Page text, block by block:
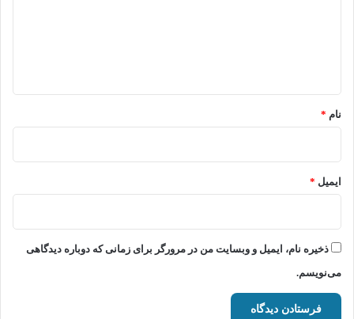
نام *
ایمیل *
ذخیره نام، ایمیل و وبسایت من در مرورگر برای زمانی که دوباره دیدگاهی
می‌نویسم.